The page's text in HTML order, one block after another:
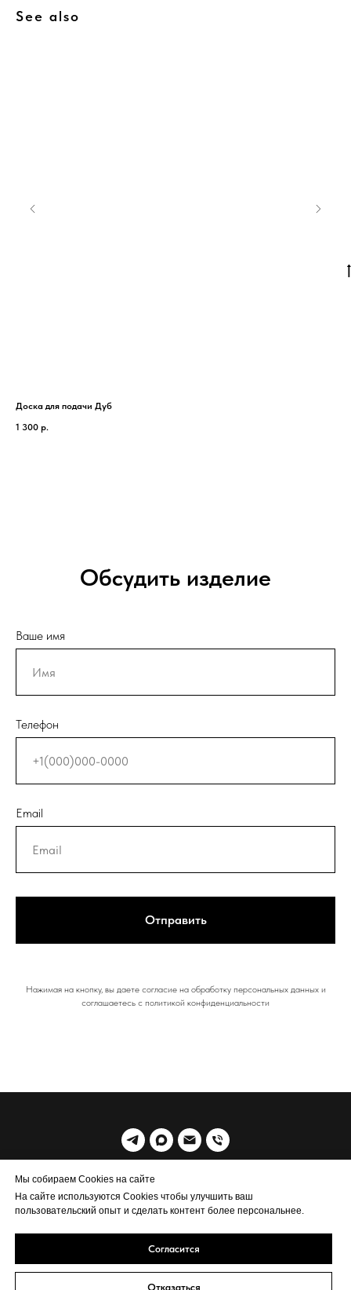
See also
Доска для подачи Дуб
1 300 р.
Обсудить изделие
Ваше имя
Телефон
Email
Отправить
Нажимая на кнопку, вы даете согласие на обработку персональных данных и
соглашаетесь c политикой конфиденциальности
Мы собираем Cookies на сайте
На сайте используются Cookies чтобы улучшить ваш
пользовательский опыт и сделать контент более персональнее.
Согласится
Отказаться
© 2019 MrWoodSiberia
Политика обработки персональных данных